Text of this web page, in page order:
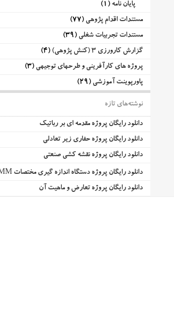
پایان نامه (1)
مستندات اقدام پژوهی (77)
مستندات تجربیات شغلی (39)
گزارش کارورزی 3 (کنش پژوهی)
(4)
پروژه های کارآفرینی و طرحهای توجیهی (3)
پاورپوینت آموزشی (29)
نوشته‌های تازه
دانلود رایگان پروژه مقدمه ای بر رباتیک
دانلود رایگان پروژه حفاری زیر تعادلی
دانلود رایگان پروژه نقشه کشی صنعتی
دانلود رایگان پروژه دستگاه اندازه گیری مختصات CMM
دانلود رایگان پروژه تعارض و ماهیت آن